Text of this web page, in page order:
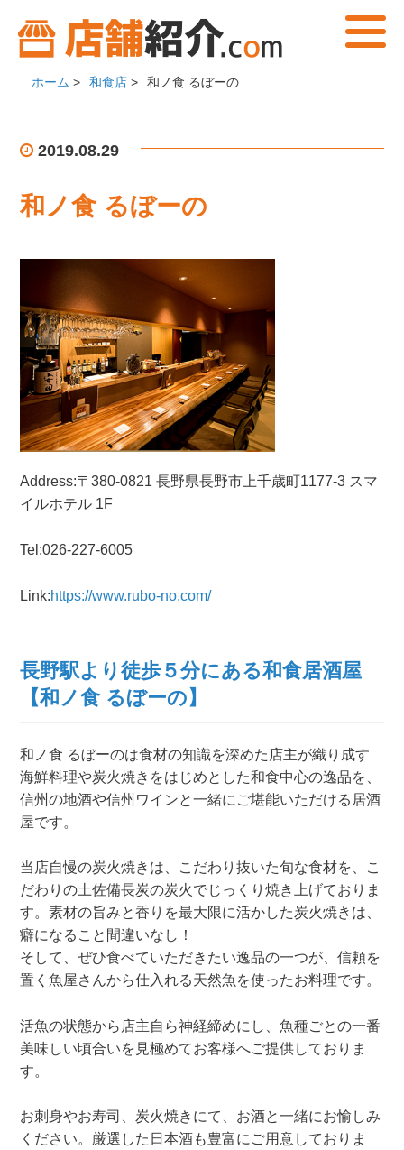
ホーム > 和食店 > 和ノ食 るぼーの
2019.08.29
和ノ食 るぼーの
Address:〒380-0821 長野県長野市 上千歳町1177-3 スマ
イルホテル 1F
Tel:026-227-6005
Link:https://www.rubo-no.com/
長野駅より徒歩５分にある和食居酒屋
【和ノ食 るぼーの】
和ノ食 るぼーのは食材の知識を深めた店主が織り成す
海鮮料理や炭火焼きをはじめとした和食中心の逸品を、
信州の地酒や信州ワインと一緒にご堪能いただける居酒
屋です。
当店自慢の炭火焼きは、こだわり抜いた旬な食材を、こ
だわりの土佐備長炭の炭火でじっくり焼き上げておりま
す。素材の旨みと香りを最大限に活かした炭火焼きは、
癖になること間違いなし！
そして、ぜひ食べていただきたい逸品の一つが、信頼を
置く魚屋さんから仕入れる天然魚を使ったお料理です。
活魚の状態から店主自ら神経締めにし、魚種ごとの一番
美味しい頃合いを見極めてお客様へご提供しておりま
す。
お刺身やお寿司、炭火焼きにて、お酒と一緒にお愉しみ
ください。厳選した日本酒も豊富にご用意しておりま